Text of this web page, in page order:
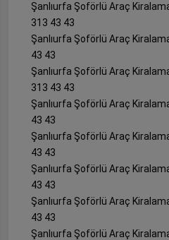
Şanlıurfa Şoförlü Araç
313 43 43
Şanlıurfa Şoförlü Araç
43 43
Şanlıurfa Şoförlü Araç
313 43 43
Şanlıurfa Şoförlü Araç
43 43
Şanlıurfa Şoförlü Araç
43 43
Şanlıurfa Şoförlü Araç
43 43
Şanlıurfa Şoförlü Araç
43 43
Şanlıurfa Şoförlü Araç